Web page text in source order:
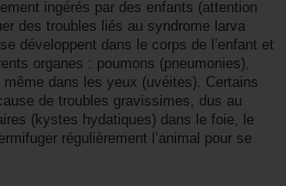
ingérés par des enfants (attention
des troubles liés au syndrome larva
développent dans le corps de l’enfant et
organes : poumons (pneumonies),
dans les yeux (uvéites).
Certains
de troubles gravissimes, dus au
(kystes hydatiques) dans le foie, le
régulièrement l’animal pour se